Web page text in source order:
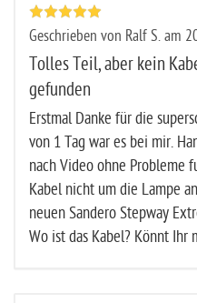
Geschrieben von Ralf S. am
Tolles Teil, aber kein
gefunden
Erstmal Danke für die
von 1 Tag war es bei mir.
nach Video ohne Probleme
Kabel nicht um die Lampe
neuen Sandero Stepway
Wo ist das Kabel? Könnt Ihr